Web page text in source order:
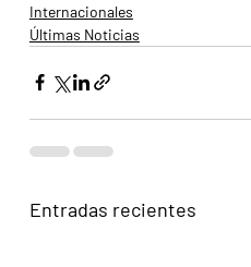
Internacionales
Últimas Noticias
Entradas recientes